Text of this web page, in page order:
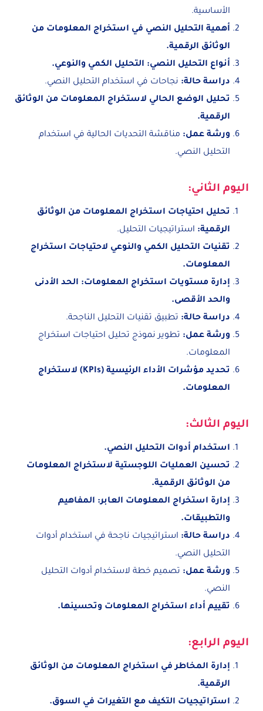
الأساسية.
أهمية التحليل النصي في استخراج المعلومات من
الوثائق الرقمية.
أنواع التحليل النصي: التحليل الكمي والنوعي.
دراسة حالة: نجاحات في استخدام التحليل النصي.
تحليل الوضع الحالي لاستخراج المعلومات من الوثائق
الرقمية.
ورشة عمل: مناقشة التحديات الحالية في استخدام
التحليل النصي.
اليوم الثاني:
تحليل احتياجات استخراج المعلومات من الوثائق
الرقمية: استراتيجيات التحليل.
تقنيات التحليل الكمي والنوعي لاحتياجات استخراج
المعلومات.
إدارة مستويات استخراج المعلومات: الحد الأدنى
والحد الأقصى.
دراسة حالة: تطبيق تقنيات التحليل الناجحة.
ورشة عمل: تطوير نموذج تحليل احتياجات استخراج
المعلومات.
تحديد مؤشرات الأداء الرئيسية (KPIs) لاستخراج
المعلومات.
اليوم الثالث:
استخدام أدوات التحليل النصي.
تحسين العمليات اللوجستية لاستخراج المعلومات
من الوثائق الرقمية.
إدارة استخراج المعلومات العابر: المفاهيم
والتطبيقات.
دراسة حالة: استراتيجيات ناجحة في استخدام أدوات
التحليل النصي.
ورشة عمل: تصميم خطة لاستخدام أدوات التحليل
النصي.
تقييم أداء استخراج المعلومات وتحسينها.
اليوم الرابع:
إدارة المخاطر في استخراج المعلومات من الوثائق
الرقمية.
استراتيجيات التكيف مع التغيرات في السوق.